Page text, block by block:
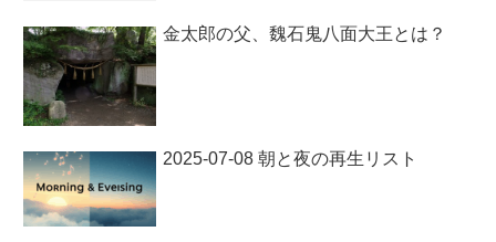
金太郎の父、魏石鬼八面大王とは？
2025-07-08 朝と夜の再生リスト